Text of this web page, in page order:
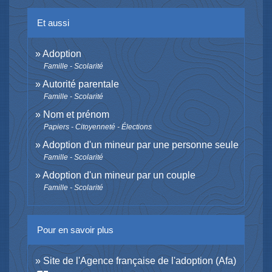
Et aussi
Adoption
Famille - Scolarité
Autorité parentale
Famille - Scolarité
Nom et prénom
Papiers - Citoyenneté - Élections
Adoption d'un mineur par une personne seule
Famille - Scolarité
Adoption d'un mineur par un couple
Famille - Scolarité
Pour en savoir plus
Site de l'Agence française de l'adoption (Afa)